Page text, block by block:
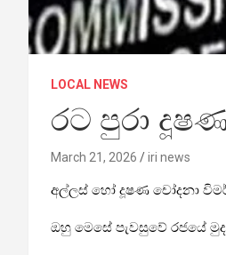
LOCAL NEWS
රට පුරා
March 21, 2026 iri news
අල්ලස් හෝ දූෂණ චෝදනා
ඔහු මෙසේ පැවසුවේ රජයේ